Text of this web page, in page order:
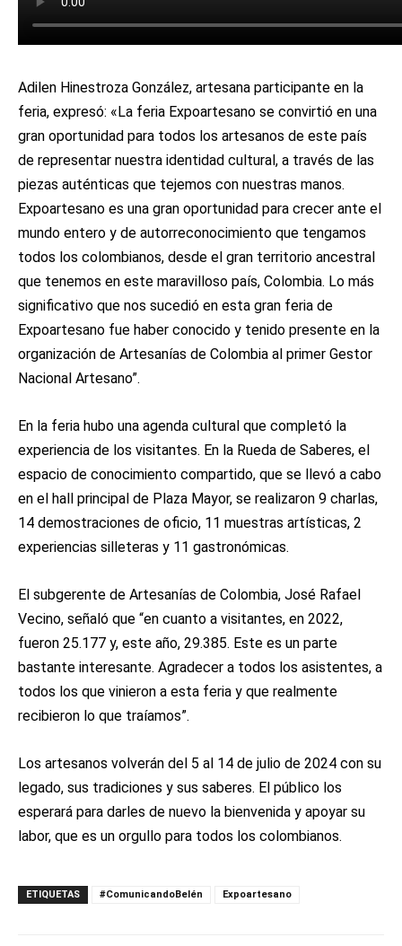
Adilen Hinestroza González, artesana participante en la
feria, expresó: «La feria Expoartesano se convirtió en una
gran oportunidad para todos los artesanos de este país
de representar nuestra identidad cultural, a través de las
piezas auténticas que tejemos con nuestras manos.
Expoartesano es una gran oportunidad para crecer ante el
mundo entero y de autorreconocimiento que tengamos
todos los colombianos, desde el gran territorio ancestral
que tenemos en este maravilloso país, Colombia. Lo más
significativo que nos sucedió en esta gran feria de
Expoartesano fue haber conocido y tenido presente en la
organización de Artesanías de Colombia al primer Gestor
Nacional Artesano”.
En la feria hubo una agenda cultural que completó la
experiencia de los visitantes. En la Rueda de Saberes, el
espacio de conocimiento compartido, que se llevó a cabo
en el hall principal de Plaza Mayor, se realizaron 9 charlas,
14 demostraciones de oficio, 11 muestras artísticas, 2
experiencias silleteras y 11 gastronómicas.
El subgerente de Artesanías de Colombia, José Rafael
Vecino, señaló que “en cuanto a visitantes, en 2022,
fueron 25.177 y, este año, 29.385. Este es un parte
bastante interesante. Agradecer a todos los asistentes, a
todos los que vinieron a esta feria y que realmente
recibieron lo que traíamos”.
Los artesanos volverán del 5 al 14 de julio de 2024 con su
legado, sus tradiciones y sus saberes. El público los
esperará para darles de nuevo la bienvenida y apoyar su
labor, que es un orgullo para todos los colombianos.
ETIQUETAS #ComunicandoBelén Expoartesano